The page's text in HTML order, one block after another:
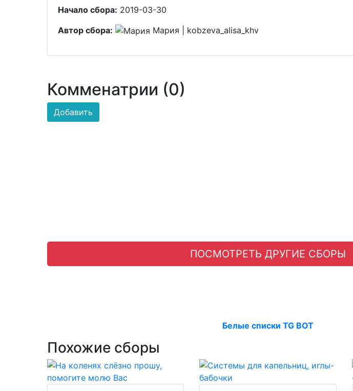
Начало сбора: 2019-03-30
Автор сбора:
Мария | kobzeva_alisa_khv
Комменатрии (0)
Добавить
ПОСМОТРЕТЬ ДРУГИЕ СБОРЫ
Белые списки TG BOT
Похожие сборы